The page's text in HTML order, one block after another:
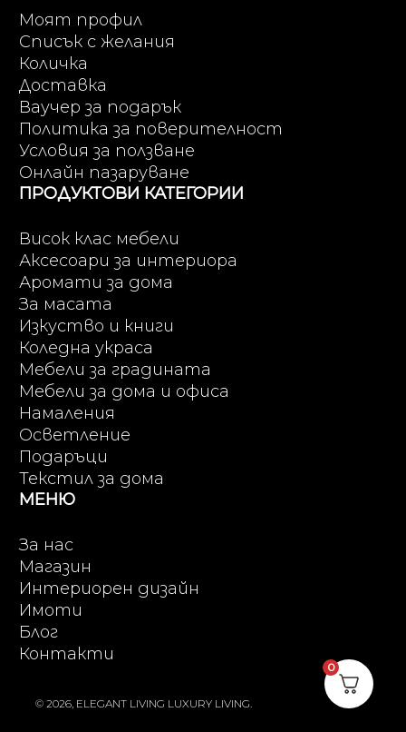
Моят профил
Списък с желания
Количка
Доставка
Ваучер за подарък
Политика за поверителност
Условия за ползване
Онлайн пазаруване
ПРОДУКТОВИ КАТЕГОРИИ
Висок клас мебели
Аксесоари за интериора
Аромати за дома
За масата
Изкуство и книги
Коледна украса
Мебели за градината
Мебели за дома и офиса
Намаления
Осветление
Подаръци
Текстил за дома
МЕНЮ
За нас
Магазин
Интериорен дизайн
Имоти
Блог
Контакти
© 2026, ELEGANT LIVING LUXURY LIVING.
0